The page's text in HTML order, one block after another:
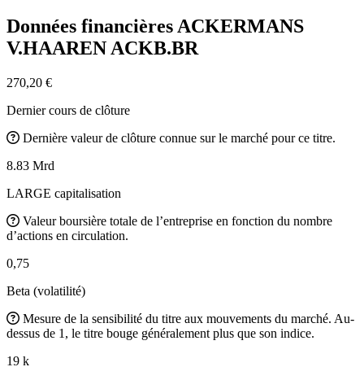
Données financières ACKERMANS
V.HAAREN ACKB.BR
270,20 €
Dernier cours de clôture
Dernière valeur de clôture connue sur le marché pour ce titre.
8.83 Mrd
LARGE capitalisation
Valeur boursière totale de l’entreprise en fonction du nombre
d’actions en circulation.
0,75
Beta (volatilité)
Mesure de la sensibilité du titre aux mouvements du marché. Au-
dessus de 1, le titre bouge généralement plus que son indice.
19 k